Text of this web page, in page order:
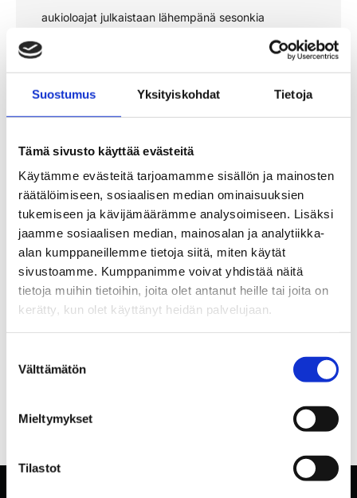
Suostumus Yksityiskohdat Tietoja
Tämä sivusto käyttää evästeitä
Käytämme evästeitä tarjoamamme sisällön ja mainosten
räätälöimiseen, sosiaalisen median ominaisuuksien
tukemiseen ja kävijämäärämme analysoimiseen. Lisäksi
jaamme sosiaalisen median, mainosalan ja analytiikka-
alan kumppaneillemme tietoja siitä, miten käytät
sivustoamme. Kumppanimme voivat yhdistää näitä
tietoja muihin tietoihin, joita olet antanut heille tai joita on
kerätty, kun olet käyttänyt heidän palvelujaan.
valinta
Välttämätön
Mieltymykset
Tilastot
aukioloajat julkaistaan lähempänä sesonkia
See the route on the map